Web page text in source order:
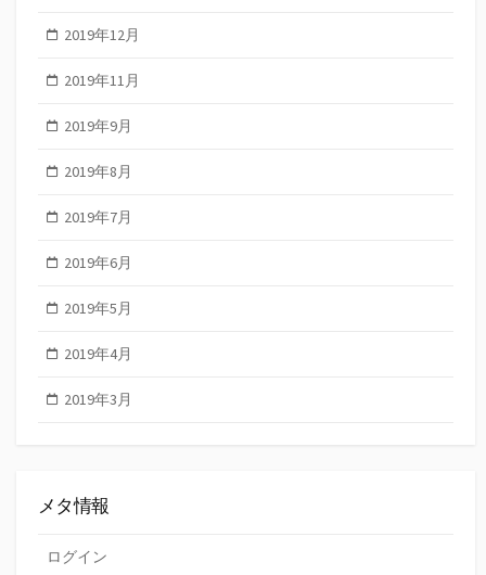
2019年12月
2019年11月
2019年9月
2019年8月
2019年7月
2019年6月
2019年5月
2019年4月
2019年3月
メタ情報
ログイン